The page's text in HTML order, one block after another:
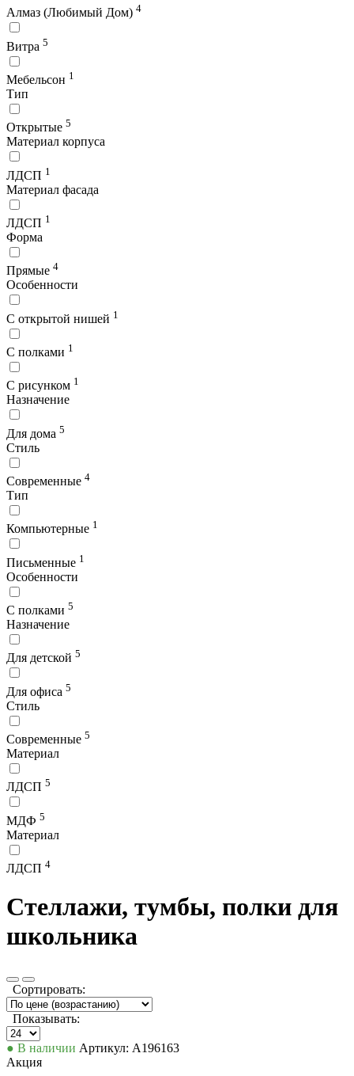
Алмаз (Любимый Дом) 4
Витра 5
Мебельсон 1
Тип
Открытые 5
Материал корпуса
ЛДСП 1
Материал фасада
ЛДСП 1
Форма
Прямые 4
Особенности
С открытой нишей 1
С полками 1
С рисунком 1
Назначение
Для дома 5
Стиль
Современные 4
Тип
Компьютерные 1
Письменные 1
Особенности
С полками 5
Назначение
Для детской 5
Для офиса 5
Стиль
Современные 5
Материал
ЛДСП 5
МДФ 5
Материал
ЛДСП 4
Стеллажи, тумбы, полки для
школьника
Сортировать:
Показывать:
● В наличии Артикул: А196163
Акция